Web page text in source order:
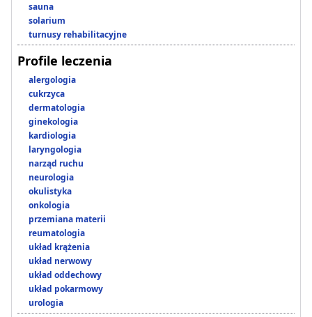
sauna
solarium
turnusy rehabilitacyjne
Profile leczenia
alergologia
cukrzyca
dermatologia
ginekologia
kardiologia
laryngologia
narząd ruchu
neurologia
okulistyka
onkologia
przemiana materii
reumatologia
układ krążenia
układ nerwowy
układ oddechowy
układ pokarmowy
urologia